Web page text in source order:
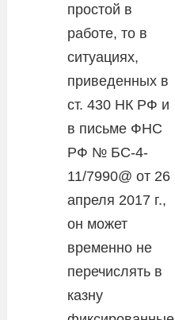
простой в
работе, то в
ситуациях,
приведенных в
ст. 430 НК РФ и
в письме ФНС
РФ № БС-4-
11/7990@ от 26
апреля 2017 г.,
он может
временно не
перечислять в
казну